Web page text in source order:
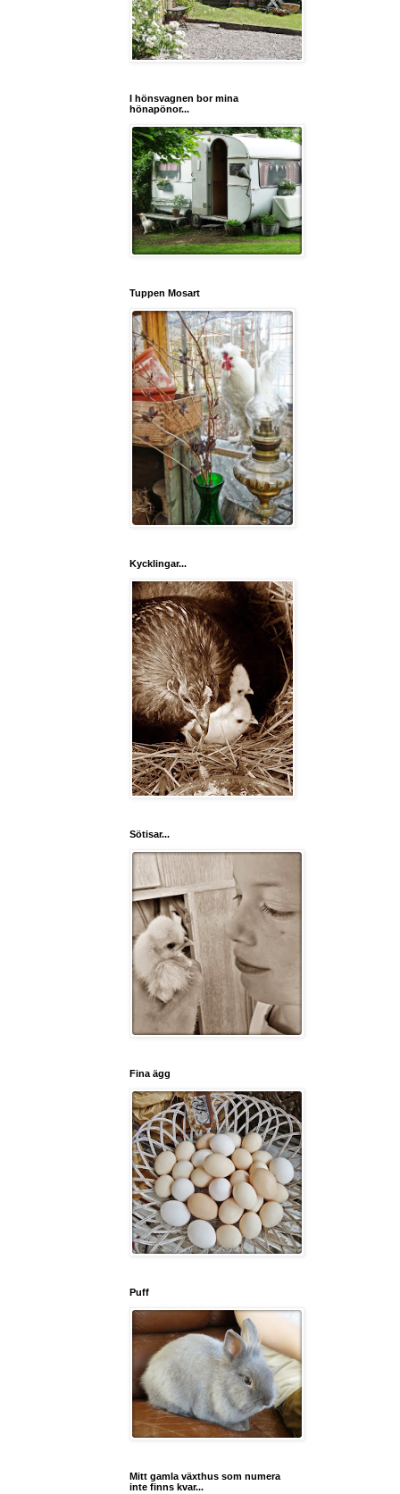
I hönsvagnen bor mina
hönapönor...
Tuppen Mosart
Kycklingar...
Sötisar...
Fina ägg
Puff
Mitt gamla växthus som numera
inte finns kvar...